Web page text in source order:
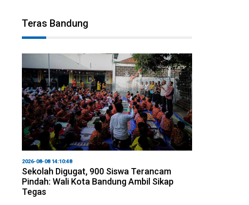
Teras Bandung
2026-08-08 14:10:48
Sekolah Digugat, 900 Siswa Terancam
Pindah: Wali Kota Bandung Ambil Sikap
Tegas